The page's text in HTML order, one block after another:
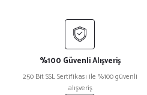
%100 Güvenli Alışveriş
250 Bit SSL Sertifikası ile %100 güvenli
alışveriş